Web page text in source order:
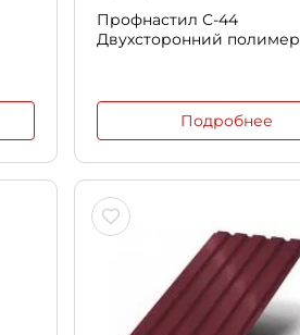
Профнастил С-44
Двухсторонний полимер
Подробнее